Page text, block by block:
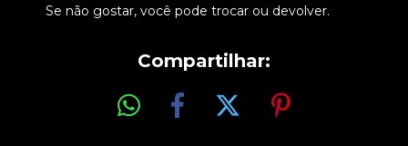
Se não gostar, você pode trocar ou devolver.
Compartilhar: